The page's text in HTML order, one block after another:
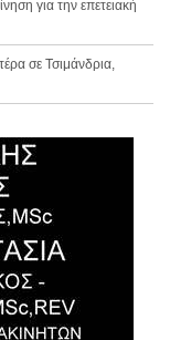
για την επετειακή
σε Τσιμάνδρια,